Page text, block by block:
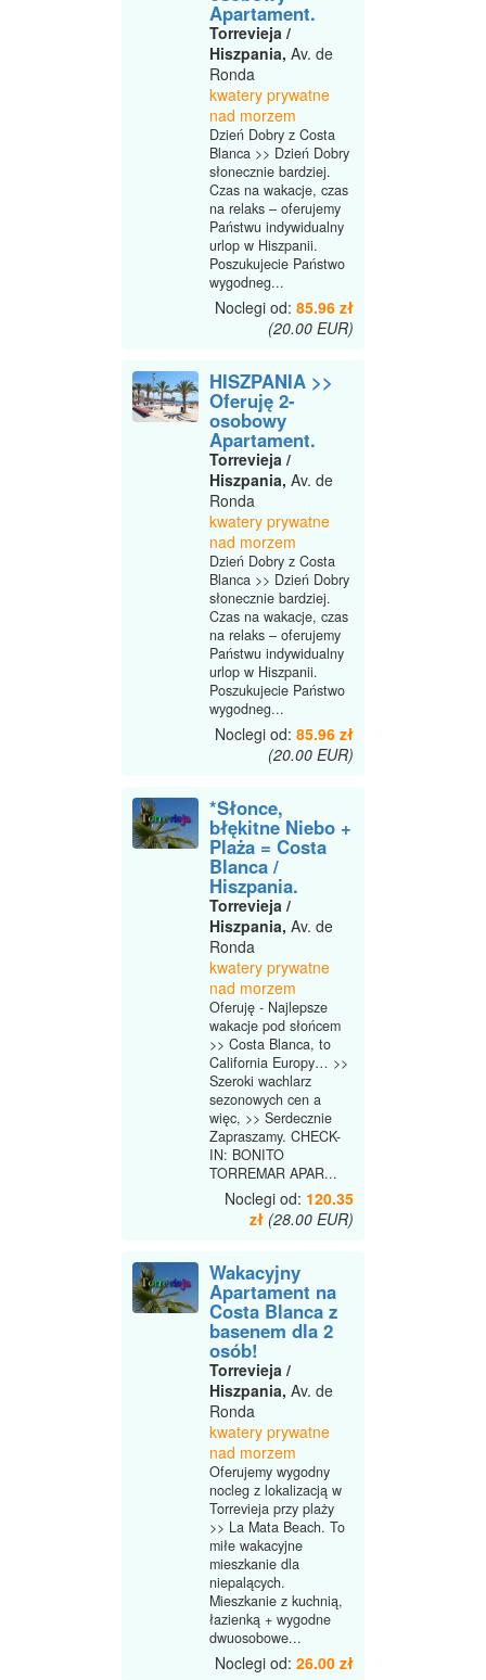
Apartament.
Torrevieja /
Hiszpania, Av. de
Ronda
kwatery prywatne
nad morzem
Dzień Dobry z Costa
Blanca >> Dzień Dobry
słonecznie bardziej.
Czas na wakacje, czas
na relaks – oferujemy
Państwu indywidualny
urlop w Hiszpanii.
Poszukujecie Państwo
wygodneg...
Noclegi od: 85.96 zł
(20.00 EUR)
HISZPANIA >>
Oferuję 2-
osobowy
Apartament.
Torrevieja /
Hiszpania, Av. de
Ronda
kwatery prywatne
nad morzem
Dzień Dobry z Costa
Blanca >> Dzień Dobry
słonecznie bardziej.
Czas na wakacje, czas
na relaks – oferujemy
Państwu indywidualny
urlop w Hiszpanii.
Poszukujecie Państwo
wygodneg...
Noclegi od: 85.96 zł
(20.00 EUR)
*Słonce,
błękitne Niebo +
Plaża = Costa
Blanca /
Hiszpania.
Torrevieja /
Hiszpania, Av. de
Ronda
kwatery prywatne
nad morzem
Oferuję - Najlepsze
wakacje pod słońcem
>> Costa Blanca, to
California Europy… >>
Szeroki wachlarz
sezonowych cen a
więc, >> Serdecznie
Zapraszamy. CHECK-
IN: BONITO
TORREMAR APAR...
Noclegi od: 120.35
zł (28.00 EUR)
Wakacyjny
Apartament na
Costa Blanca z
basenem dla 2
osób!
Torrevieja /
Hiszpania, Av. de
Ronda
kwatery prywatne
nad morzem
Oferujemy wygodny
nocleg z lokalizacją w
Torrevieja przy plaży
>> La Mata Beach. To
miłe wakacyjne
mieszkanie dla
niepalących.
Mieszkanie z kuchnią,
łazienką + wygodne
dwuosobowe...
Noclegi od: 26.00 zł